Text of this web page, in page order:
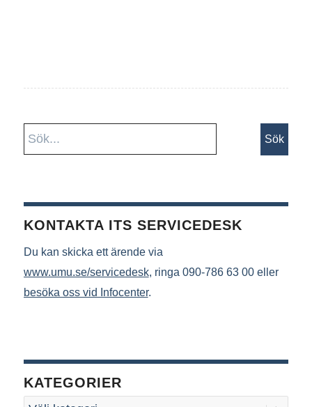
KONTAKTA ITS SERVICEDESK
Du kan skicka ett ärende via
www.umu.se/servicedesk, ringa 090-786 63 00 eller
besöka oss vid Infocenter.
KATEGORIER